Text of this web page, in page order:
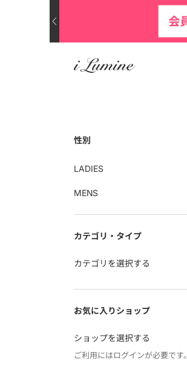
性別
LADIES
MENS
カテゴリ・タイプ
カテゴリを選択する
お気に入りショップ
ショップを選択する
ご利用にはログインが必要です。